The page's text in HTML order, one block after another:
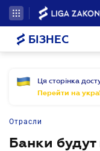
БІЗНЕС
Ця сторінка
Перейти на
Отрасли
Банки